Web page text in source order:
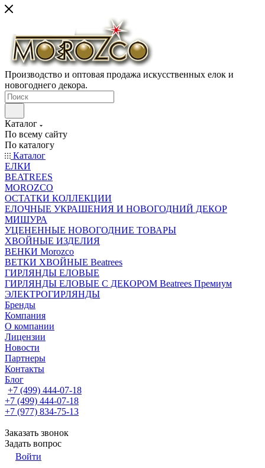
Производство и оптовая продажа искусственных елок и
новогоднего декора.
Каталог
По всему сайту
По каталогу
Каталог
ЕЛКИ
BEATREES
MOROZCO
ОСТАТКИ КОЛЛЕКЦИИ
ЕЛОЧНЫЕ УКРАШЕНИЯ И НОВОГОДНИЙ ДЕКОР
МИШУРА
УЦЕНЕННЫЕ НОВОГОДНИЕ ТОВАРЫ
ХВОЙНЫЕ ИЗДЕЛИЯ
ВЕНКИ Morozco
ВЕТКИ ХВОЙНЫЕ Beatrees
ГИРЛЯНДЫ ЕЛОВЫЕ
ГИРЛЯНДЫ ЕЛОВЫЕ С ДЕКОРОМ Beatrees Премиум
ЭЛЕКТРОГИРЛЯНДЫ
Бренды
Компания
О компании
Лицензии
Новости
Партнеры
Контакты
Блог
+7 (499) 444-07-18
+7 (499) 444-07-18
+7 (977) 834-75-13
Заказать звонок
Задать вопрос
Войти